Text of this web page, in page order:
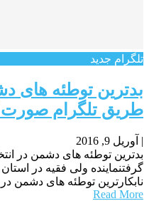
تلگرام جدید
بدترین توطئه های
طریق تلگرام
| آوریل 9, 2016
بدترین توطئه های دشمن در
گرفتنماینده ولی فقیه در
نابکارترین توطئه های دشمن
Read More